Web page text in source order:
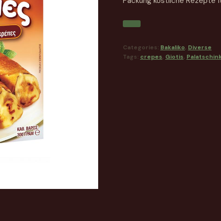
Categories: Bakaliko, Diverse
Tags: crepes, Giotis,